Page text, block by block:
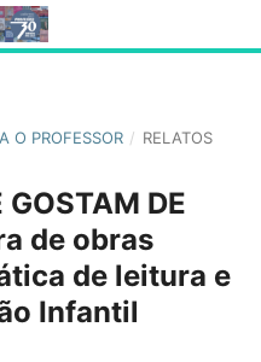
O PROFESSOR / RELATOS
GOSTAM DE
de obras
de leitura e
Infantil